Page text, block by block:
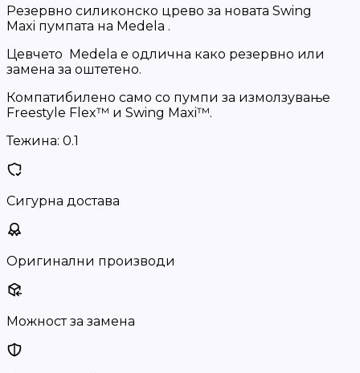
Резервно силиконско црево за новата Swing
Maxi пумпата на Medela .
Цевчето Medela е одлична како резервно или
замена за оштетено.
Компатибилено само со пумпи за измолзување
Freestyle Flex™ и Swing Maxi™.
Тежина: 0.1
Сигурна достава
Оригинални производи
Можност за замена